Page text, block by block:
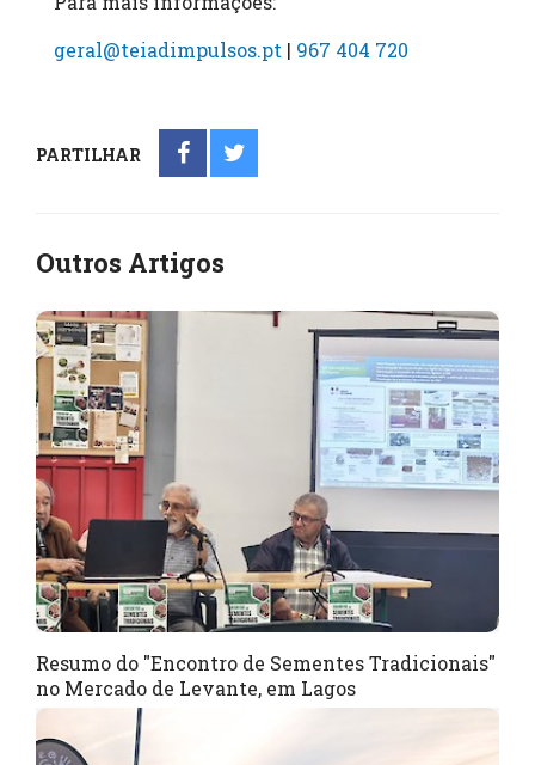
geral@teiadimpulsos.pt | 967 404 720
PARTILHAR
Outros Artigos
Resumo do "Encontro de Sementes Tradicionais"
no Mercado de Levante, em Lagos